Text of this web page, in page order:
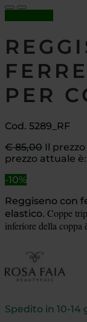
PER
Cod. 5289_RF
€85,00 Il
prezzo attuale
-10%
Reggiseno con
elastico. Coppe
inferiore della coppa
Spedito in 10-14